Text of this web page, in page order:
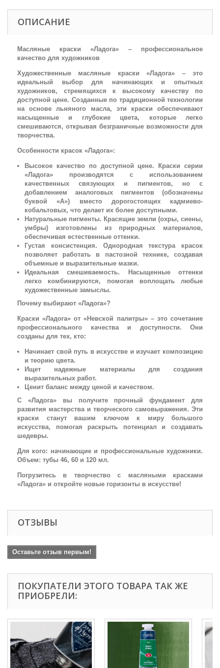
ОПИСАНИЕ
Масляные краски «Ладога» – профессиональное
качество для художников
Художественные масляные краски «Ладога» – это
идеальный выбор для начинающих и опытных
художников, стремящихся к высокому качеству по
доступной цене. Созданные по традиционной технологии
на основе льняного масла, эти краски обеспечивают
насыщенные и глубокие цвета, которые легко
смешиваются, открывая безграничные возможности для
творчества.
Особенности красок «Ладога»:
Высокое качество по доступной цене. Краски серии
«Ладога» производятся с использованием
качественных связующих и пигментов, но с
добавлением аналоговых пигментов (обозначены
буквой «А») вместо дорогостоящих кадмиево-
кобальтовых, что делает их более доступными.
Натуральные пигменты. Красящие земли (охры, сиены,
умбры) изготовлены из природных материалов,
обеспечивая естественные оттенки.
Густая консистенция. Однородная текстура красок
позволяет работать в пастозной технике, создавая
объемные и выразительные мазки.
Идеальная смешиваемость. Насыщенные оттенки
легко комбинируются, помогая воплощать любые
художественные замыслы.
Почему выбирают «Ладога»?
Краски «Ладога» от «Невской палитры» – это сочетание
профессионального качества и доступности. Они
созданы для тех, кто:
Начинает свой путь в искусстве и изучает композицию
и теорию цвета.
Ищет надежные материалы для создания
выразительных работ.
Ценит баланс между ценой и качеством.
С «Ладога» вы получите прочный фундамент для
развития мастерства и творческого самовыражения. Эти
краски станут вашим ключом к миру большого
искусства, помогая раскрыть потенциал и создавать
шедевры.
Для кого: начинающие и профессиональные художники.
Объем: тубы 46, 60 и 120 мл.
Погрузитесь в творчество с масляными красками
«Ладога» и откройте новые горизонты в искусстве!
ОТЗЫВЫ
Оставьте отзыв первым!
ПОКУПАТЕЛИ ЭТОГО ТОВАРА ТАК ЖЕ
ПРИОБРЕЛИ: